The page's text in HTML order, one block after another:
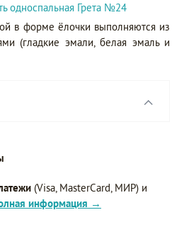
односпальная Грета №24
в форме ёлочки выполняются из
(гладкие эмали, белая эмаль и
(Visa, MasterCard, МИР) и
информация →